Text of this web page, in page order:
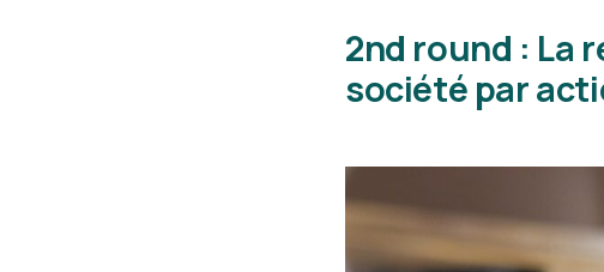
2nd round : La
société par